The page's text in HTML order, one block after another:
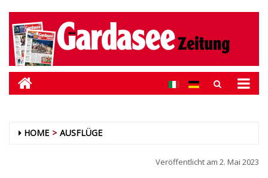
HOME AUSFLÜGE
Veröffentlicht am 2. Mai 2023